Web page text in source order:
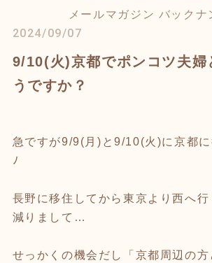
メールマガジン バックナ
2024/09/07
9/10(火)京都でポンコツ夫婦
うですか？
急ですが9/9(月)と9/10(火)に京都
ﾉ
長野に移住してから東京より西へ行
減りまして…
せっかくの機会だし「京都周辺の方